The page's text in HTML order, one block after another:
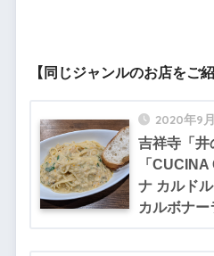
【同じジャンルのお店をご紹
2020年9
吉祥寺「井
「
ナ カルド
カルボナ